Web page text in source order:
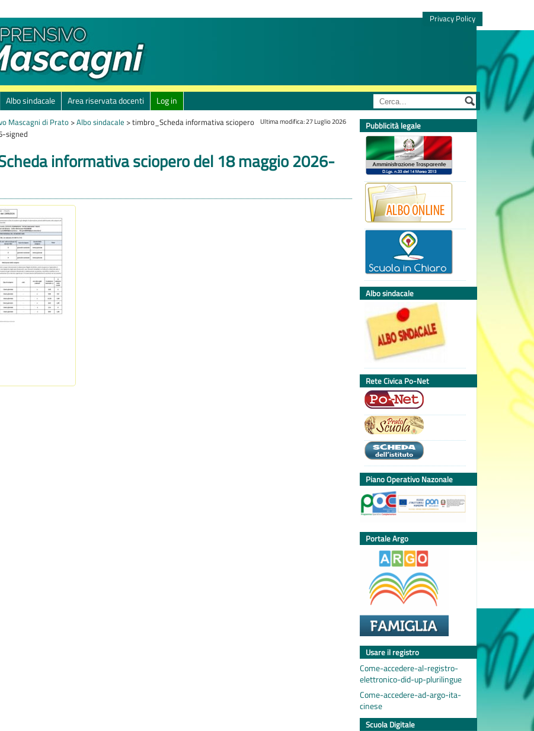
Privacy Policy
Albo sindacale Area riservata docenti Log in
Ultima modifica: 27 Luglio 2026
Mascagni di Prato >Albo sindacale >timbro_Scheda informativa sciopero
signed
informativa sciopero del 18 maggio 2026-
Pubblicità legale
Albo sindacale
Rete Civica Po-Net
Piano Operativo Nazonale
Portale Argo
Usare il registro
Come-accedere-al-registro-
elettronico-did-up-plurilingue
Come-accedere-ad-argo-ita-
cinese
Scuola Digitale